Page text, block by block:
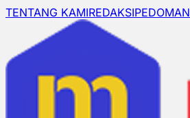
TENTANG KAMIREDAKSIPEDOMAN